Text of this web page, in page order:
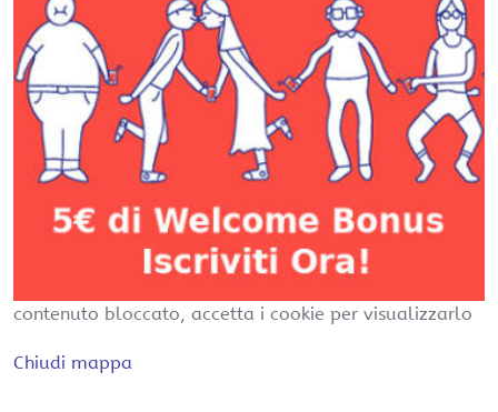
contenuto bloccato, accetta i cookie per visualizzarlo
Chiudi mappa